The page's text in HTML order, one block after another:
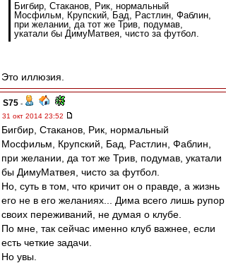
Бигбир, Стаканов, Рик, нормальный
Мосфильм, Крупский, Бад, Растлин, Фаблин,
при желании, да тот же Трив, подумав,
укатали бы ДимуМатвея, чисто за футбол.
Это иллюзия.
S75 -
31 окт 2014 23:52
Бигбир, Стаканов, Рик, нормальный
Мосфильм, Крупский, Бад, Растлин, Фаблин,
при желании, да тот же Трив, подумав, укатали
бы ДимуМатвея, чисто за футбол.
Но, суть в том, что кричит он о правде, а жизнь
его не в его желаниях... Дима всего лишь рупор
своих переживаний, не думая о клубе.
По мне, так сейчас именно клуб важнее, если
есть четкие задачи.
Но увы.